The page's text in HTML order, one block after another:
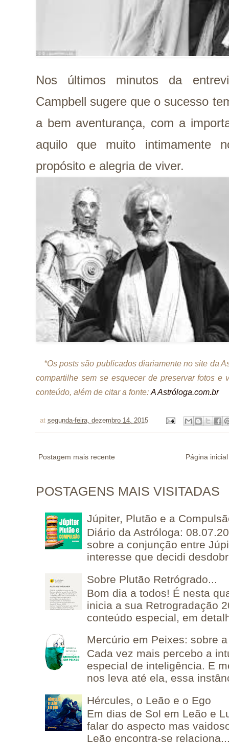
Nos últimos minutos da
Campbell sugere que o sucesso
a bem aventurança, com a
aquilo que muito intimamente
propósito e alegria de viver.
*Os posts são publicados diariamente no site da
compartilhe sem se esquecer de preservar fotos e
conteúdo, além de citar a fonte: A Astróloga.com.br
at segunda-feira, dezembro 14, 2015
Postagem mais recente Página inicial
POSTAGENS MAIS VISITADAS
Júpiter, Plutão e a
Diário da Astróloga:
sobre a conjunção entre
interesse que decidi
Sobre Plutão Retrógrado...
Bom dia a todos! É nesta
inicia a sua Retrogradação
conteúdo especial, em
Mercúrio em Peixes: sobre
Cada vez mais percebo a
especial de inteligência. E
nos leva até ela, essa
Hércules, o Leão e o Ego
Em dias de Sol em Leão e
falar do aspecto mas
Leão encontra-se